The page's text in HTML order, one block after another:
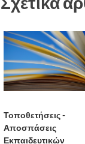
Τοποθετήσεις -
Αποσπάσεις
Εκπαιδευτικών